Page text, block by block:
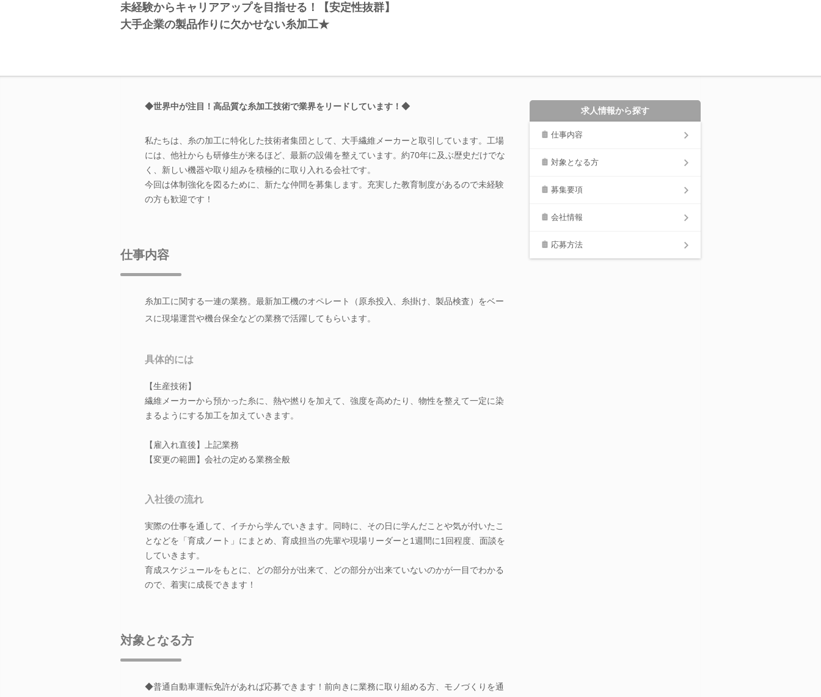
未経験からキャリアアップを目指せる！【安定性抜群】
大手企業の製品作りに欠かせない糸加工★
◆世界中が注目！高品質な糸加工技術で業界をリードしています！◆
私たちは、糸の加工に特化した技術者集団として、大手繊維メーカーと取引しています。工場
には、他社からも研修生が来るほど、最新の設備を整えています。約70年に及ぶ歴史だけでな
く、新しい機器や取り組みを積極的に取り入れる会社です。
今回は体制強化を図るために、新たな仲間を募集します。充実した教育制度があるので未経験
の方も歓迎です！
仕事内容
糸加工に関する一連の業務。最新加工機のオペレート（原糸投入、糸掛け、製品検査）をベー
スに現場運営や機台保全などの業務で活躍してもらいます。
具体的には
【生産技術】
繊維メーカーから預かった糸に、熱や撚りを加えて、強度を高めたり、物性を整えて一定に染
まるようにする加工を加えていきます。
【雇入れ直後】上記業務
【変更の範囲】会社の定める業務全般
入社後の流れ
実際の仕事を通して、イチから学んでいきます。同時に、その日に学んだことや気が付いたこ
となどを「育成ノート」にまとめ、育成担当の先輩や現場リーダーと1週間に1回程度、面談を
していきます。
育成スケジュールをもとに、どの部分が出来て、どの部分が出来ていないのかが一目でわかる
ので、着実に成長できます！
対象となる方
◆普通自動車運転免許があれば応募できます！前向きに業務に取り組める方、モノづくりを通
求人情報から探す
仕事内容
対象となる方
募集要項
会社情報
応募方法